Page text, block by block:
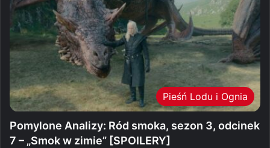
Pieśń Lodu i Ognia
Pomylone Analizy: Ród smoka, sezon 3, odcinek
7 – „Smok w zimie” [SPOILERY]